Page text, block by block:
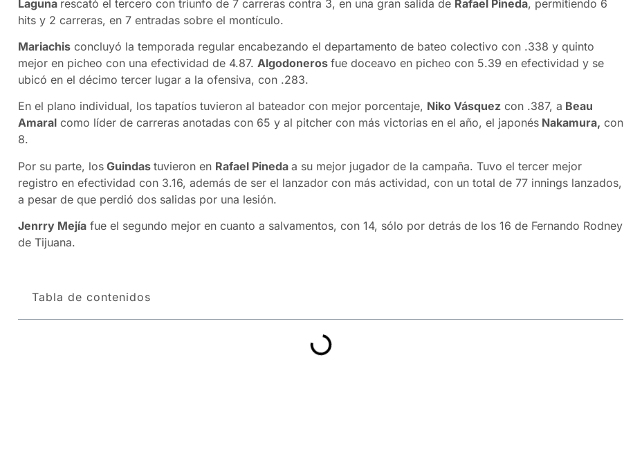
Laguna rescató el tercero con triunfo de 7 carreras contra 3, en una gran salida de Rafael Pineda, permitiendo 6
hits y 2 carreras, en 7 entradas sobre el montículo.
Mariachis concluyó la temporada regular encabezando el departamento de bateo colectivo con .338 y quinto
mejor en picheo con una efectividad de 4.87. Algodoneros fue doceavo en picheo con 5.39 en efectividad y se
ubicó en el décimo tercer lugar a la ofensiva, con .283.
En el plano individual, los tapatíos tuvieron al bateador con mejor porcentaje, Niko Vásquez con .387, a Beau
Amaral como líder de carreras anotadas con 65 y al pitcher con más victorias en el año, el japonés Nakamura, con
8.
Por su parte, los Guindas tuvieron en Rafael Pineda a su mejor jugador de la campaña. Tuvo el tercer mejor
registro en efectividad con 3.16, además de ser el lanzador con más actividad, con un total de 77 innings lanzados,
a pesar de que perdió dos salidas por una lesión.
Jenrry Mejía fue el segundo mejor en cuanto a salvamentos, con 14, sólo por detrás de los 16 de Fernando Rodney
de Tijuana.
Tabla de contenidos